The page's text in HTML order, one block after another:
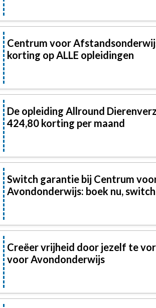
Centrum voor
korting op ALLE opleidingen
De opleiding Allround
424,80 korting per maand
Switch garantie bij Centrum
Avondonderwijs: boek nu,
Creëer vrijheid door jezelf te
voor Avondonderwijs